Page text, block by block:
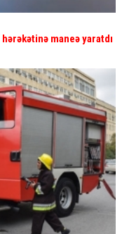
hərəkətinə maneə yaratdı